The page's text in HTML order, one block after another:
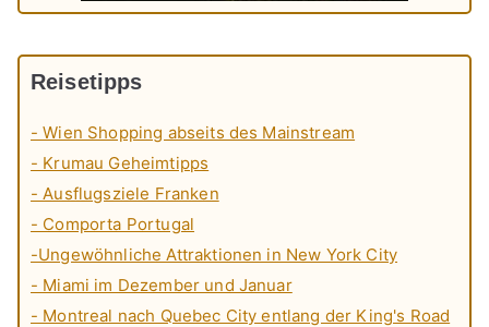
Reisetipps
- Wien Shopping abseits des Mainstream
- Krumau Geheimtipps
- Ausflugsziele Franken
- Comporta Portugal
-Ungewöhnliche Attraktionen in New York City
- Miami im Dezember und Januar
- Montreal nach Quebec City entlang der King's Road